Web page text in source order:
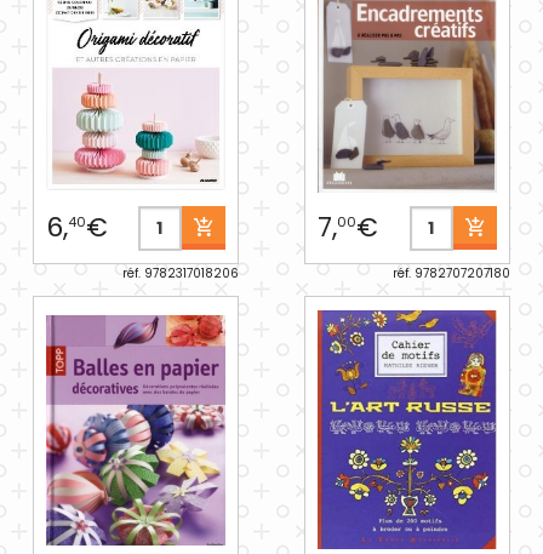
6,40€
réf. 9782317018206
7,00€
réf. 9782707207180